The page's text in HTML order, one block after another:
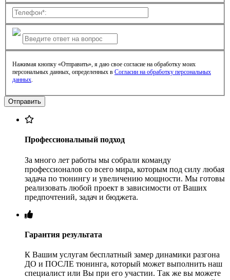
Нажимая кнопку «Отправить», я даю свое согласие на обработку моих
персональных данных, определенных в Согласии на обработку персональных
данных.
Профессиональный подход
За много лет работы мы собрали команду
профессионалов со всего мира, которым под силу любая
задача по тюнингу и увеличению мощности. Мы готовы
реализовать любой проект в зависимости от Ваших
предпочтений, задач и бюджета.
Гарантия результата
К Вашим услугам бесплатный замер динамики разгона
ДО и ПОСЛЕ тюнинга, который может выполнить наш
специалист или Вы при его участии. Так же вы можете